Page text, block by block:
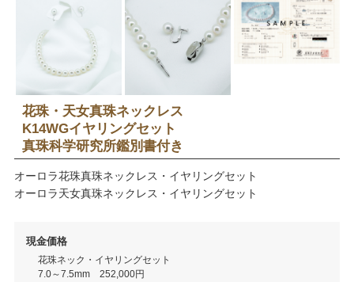
花珠・天女真珠ネックレス
K14WGイヤリングセット
真珠科学研究所鑑別書付き
オーロラ花珠真珠ネックレス・イヤリングセット
オーロラ天女真珠ネックレス・イヤリングセット
現金価格
花珠ネック・イヤリングセット
7.0～7.5mm 252,000円